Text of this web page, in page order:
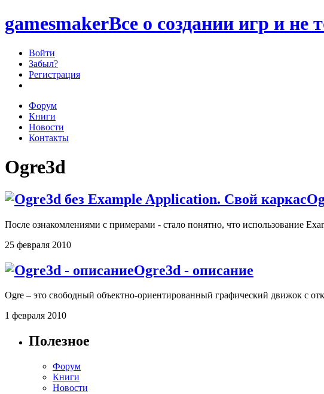
gamesmakerВсе о создании игр и не
Войти
Забыл?
Регистрация
Форум
Книги
Новости
Контакты
Ogre3d
После ознакомлениями с примерами - стало понятно, что использование
25 февраля 2010
Ogre3d - описание
Ogre – это свободный объектно-ориентированный графический движок с
1 февраля 2010
Полезное
Форум
Книги
Новости